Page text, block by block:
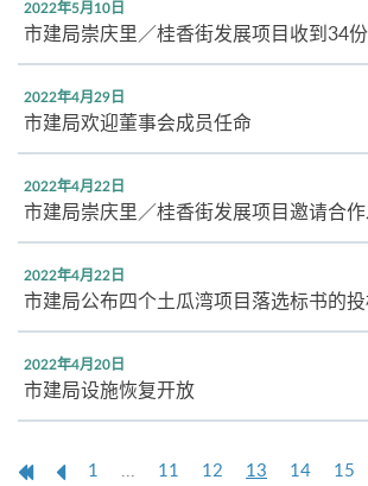
2022年5月10日
市建局崇庆里／桂香街发展项目收到34
2022年4月29日
市建局欢迎董事会成员任命
2022年4月22日
市建局崇庆里／桂香街发展项目邀请合
2022年4月22日
市建局公布四个土瓜湾项目落选标书的
2022年4月20日
市建局设施恢复开放
第
上
1 ... 11 12 13 14 15